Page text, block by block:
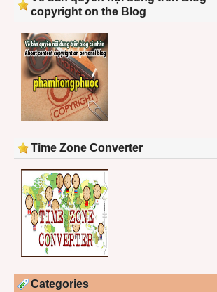
copyright on the Blog
Time Zone Converter
Categories